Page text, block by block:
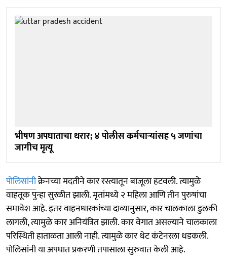
भीषण अपघाताचा थरार; ४ पोलीस कर्मचाऱ्यांसह ५ जणांचा
जागीच मृत्यू
पोलिसांनीक्रेनच्या मदतीने कार रस्त्यातून बाजूला हटवली. त्यामुळे
वाहतूक पुन्हा सुरळीत झाली. मृतांमध्ये २ महिला आणि तीन पुरुषांचा
समावेश आहे. इतर वाहनधारकांच्या दाव्यानुसार, कार चालकाला डुलकी
लागली, त्यामुळे कार अनियंत्रित झाली. कार वेगात असल्याने चालकाला
परिस्थिती हाताळता आली नाही. त्यामुळे कार थेट कंटेनरला धडकली.
पोलिसांनी या अपघात प्रकरणी तपासाला सुरुवात केली आहे.